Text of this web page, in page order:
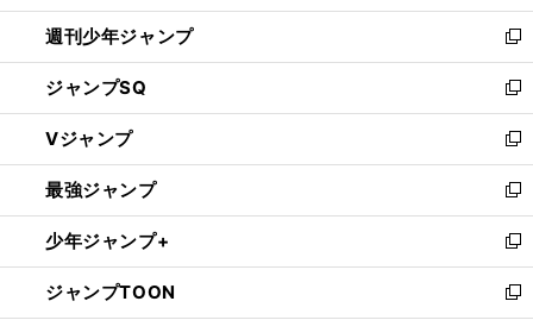
開
く
週刊少年ジャンプ
新
し
い
ウ
ィ
ン
ド
ウ
で
開
く
ジャンプSQ
新
し
い
ウ
ィ
ン
ド
ウ
で
Vジャンプ
新
し
い
ウ
ィ
ン
ド
最強ジャンプ
新
し
い
ウ
ィ
少年ジャンプ+
新
し
い
ジャンプTOON
新